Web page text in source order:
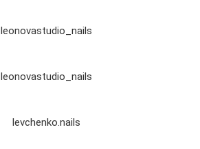
leonovastudio_nails
leonovastudio_nails
levchenko.nails